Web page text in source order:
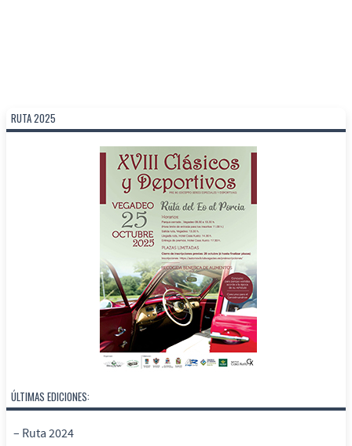
RUTA 2025
ÚLTIMAS EDICIONES:
– Ruta 2024